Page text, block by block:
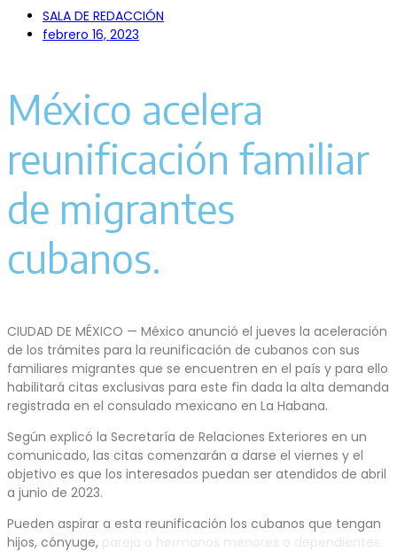
SALA DE REDACCIÓN
febrero 16, 2023
México acelera
reunificación familiar
de migrantes
cubanos.
CIUDAD DE MÉXICO — México anunció el jueves la aceleración
de los trámites para la reunificación de cubanos con sus
familiares migrantes que se encuentren en el país y para ello
habilitará citas exclusivas para este fin dada la alta demanda
registrada en el consulado mexicano en La Habana.
Según explicó la Secretaría de Relaciones Exteriores en un
comunicado, las citas comenzarán a darse el viernes y el
objetivo es que los interesados puedan ser atendidos de abril
a junio de 2023.
Pueden aspirar a esta reunificación los cubanos que tengan
hijos, cónyuge,